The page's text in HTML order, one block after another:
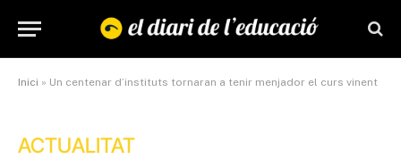
Inici » Un centenar d’instituts tornaran a tenir menjador el curs vinent
ACTUALITAT